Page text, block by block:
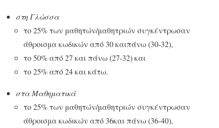
στη Γλώσσα
το 25% των μαθητών/μαθητριών συγκέντρωσαν
άθροισμα κωδικών από 30 καιπάνω (30-32),
το 50% από 27 και πάνω (27-32) και
το 25% από 24 και κάτω.
στα Μαθηματικά
το 25% των μαθητών/μαθητριών συγκέντρωσαν
άθροισμα κωδικών από 36και πάνω (36-40),